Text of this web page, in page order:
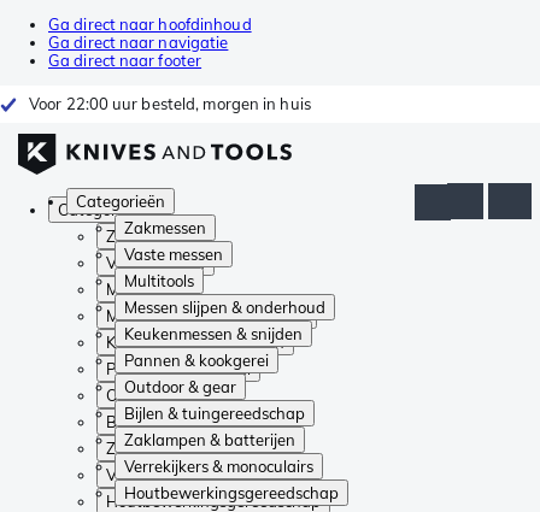
Ga direct naar hoofdinhoud
Ga direct naar navigatie
Ga direct naar footer
Voor 22:00 uur besteld, morgen in huis
Categorieën
Zakmessen
Vaste messen
Multitools
Messen slijpen & onderhoud
Keukenmessen & snijden
Pannen & kookgerei
Outdoor & gear
Bijlen & tuingereedschap
Zaklampen & batterijen
Verrekijkers & monoculairs
Houtbewerkingsgereedschap
Categorieën
Zakmessen
Vaste messen
Multitools
Messen slijpen & onderhoud
Keukenmessen & snijden
Pannen & kookgerei
Outdoor & gear
Bijlen & tuingereedschap
Zaklampen & batterijen
Verrekijkers & monoculairs
Houtbewerkingsgereedschap